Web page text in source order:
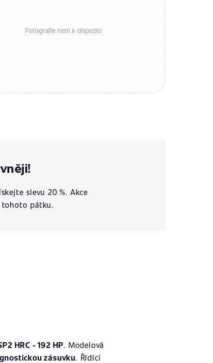
Fotografie není k dispozici
slevu 20 %. Akce
tohoto pátku.
HRC - 192 HP. Modelová
zásuvku. Řídící